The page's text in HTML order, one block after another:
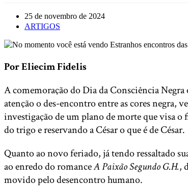
Post
published:
25 de novembro de 2024
Post
ARTIGOS
Por Eliecim Fidelis
A comemoração do Dia da Consciência
atenção o des-encontro entre as cores negra,
investigação de um plano de morte que visa o
do trigo e reservando a César o que é de César.
Quanto ao novo feriado, já tendo ressaltado
ao enredo do romanceA Paixão Segundo G.H.,
movido pelo desencontro humano.